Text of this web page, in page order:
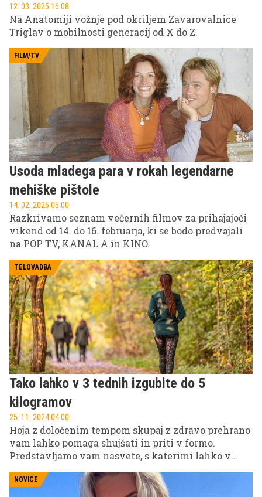
12. 03. 2025 16.08
Na Anatomiji vožnje pod okriljem Zavarovalnice
Triglav o mobilnosti generacij od X do Z.
FILM/TV
Usoda mladega para v rokah legendarne
mehiške pištole
14. 02. 2025 05.00
Razkrivamo seznam večernih filmov za prihajajoči
vikend od 14. do 16. februarja, ki se bodo predvajali
na POP TV, KANAL A in KINO.
TELOVADBA
Tako lahko v 3 tednih izgubite do 5
kilogramov
25. 11. 2024 04.00
Hoja z določenim tempom skupaj z zdravo prehrano
vam lahko pomaga shujšati in priti v formo.
Predstavljamo vam nasvete, s katerimi lahko v
morate storiti, pa je, da pridno hodite.
NOVICE